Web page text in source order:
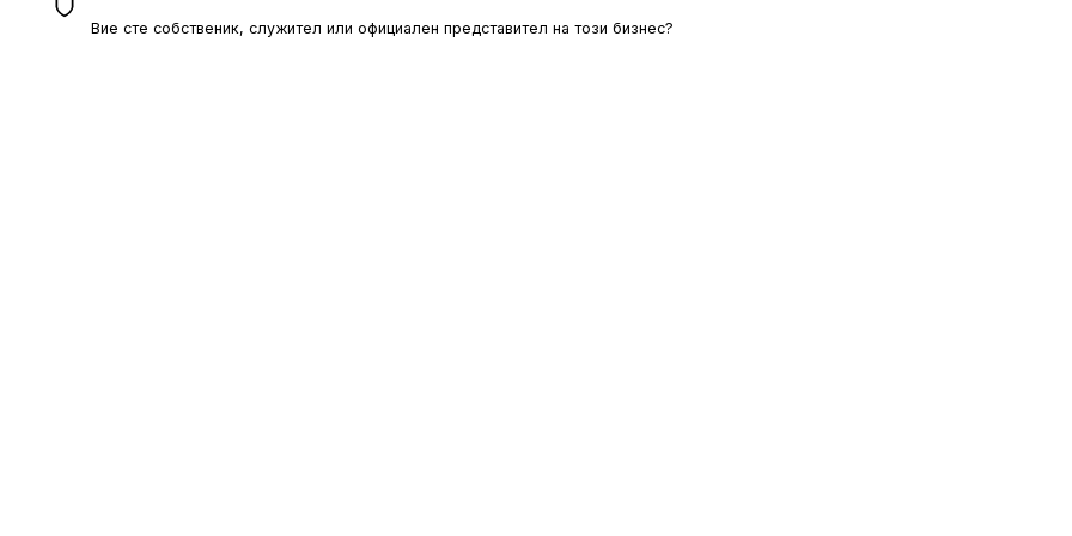
Вие сте собственик, служител или официален представител на този бизнес?